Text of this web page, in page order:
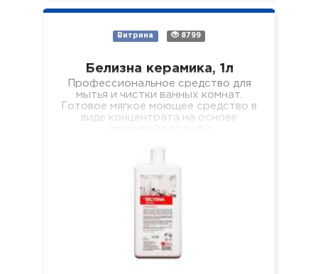
Витрина 8799
Белизна керамика, 1л
Профессиональное средство для
мытья и чистки ванных комнат.
Готовое мягкое моющее средство в
виде концентрата на основе
поверхностей с керамическим…